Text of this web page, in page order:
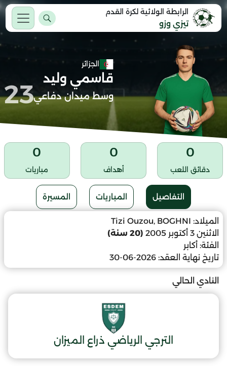
الرابطة الولائية لكرة القدم
تيزي وزو
الجزائر
قاسمي وليد
وسط ميدان دفاعي23
0
دقائق اللعب
0
أهداف
0
مباريات
التفاصيل المباريات المسيرة
الميلاد: Tizi Ouzou, BOGHNI
الاثنين 3 أكتوبر 2005
(20 سنة)
الفئة: أكابر
تاريخ نهاية العقد: 2026-06-30
النادي الحالي
الترجي الرياضي ذراع الميزان